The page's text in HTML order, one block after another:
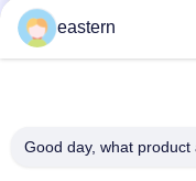
kleine
eastern
Good day, what